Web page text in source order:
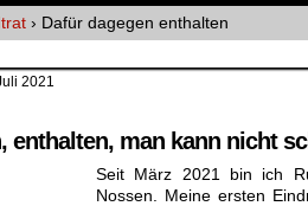
› Dafür dagegen enthalten
2021
enthalten, man kann nicht
Seit März 2021 bin ich
Nossen. Meine ersten